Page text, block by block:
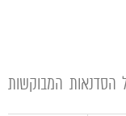
הסדנאות המבוקשות